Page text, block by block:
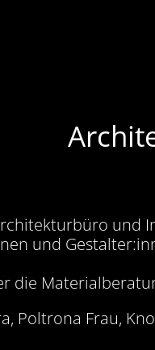
und
und
die
Poltrona Frau,